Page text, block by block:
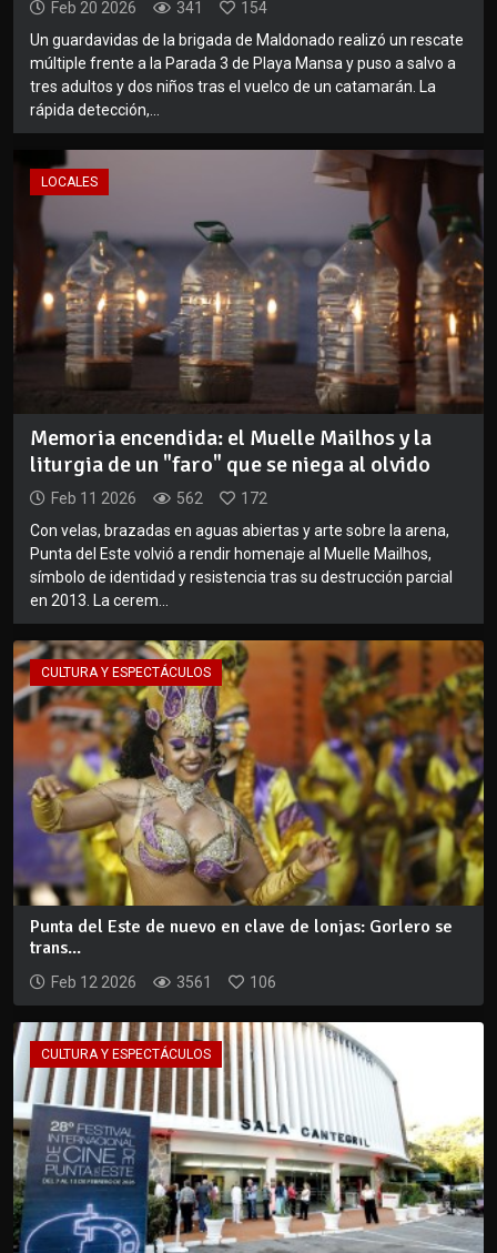
Feb 20 2026 341
154
Un guardavidas de la brigada de Maldonado realizó un rescate
múltiple frente a la Parada 3 de Playa Mansa y puso a salvo a
tres adultos y dos niños tras el vuelco de un catamarán. La
rápida detección,...
LOCALES
Memoria encendida: el Muelle Mailhos y la
liturgia de un "faro" que se niega al olvido
Feb 11 2026 562
172
Con velas, brazadas en aguas abiertas y arte sobre la arena,
Punta del Este volvió a rendir homenaje al Muelle Mailhos,
símbolo de identidad y resistencia tras su destrucción parcial
en 2013. La cerem...
CULTURA Y ESPECTÁCULOS
Punta del Este de nuevo en clave de lonjas: Gorlero se
trans...
Feb 12 2026 3561 106
CULTURA Y ESPECTÁCULOS